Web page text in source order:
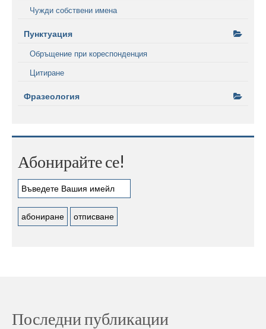
Чужди собствени имена
Пунктуация
Обръщение при кореспонденция
Цитиране
Фразеология
Абонирайте се!
Последни публикации